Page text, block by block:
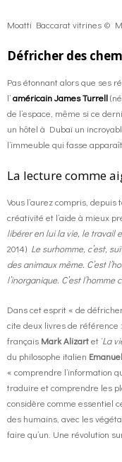
Moatti Baccarat vitrines ©
Défricher des
Pas étonnant alors que ses
l’américain James Turrell
de l’espace, même si ce
un hôtel à Dubaï un
l’immeuble qui fasse
La lecture comme
Vous l’aurez compris,
créativité et l’aide à mieux
libérer en lui la vie, le travail
2014) Le surhomme, c’est,
des animaux même. C’est
l’inorganique. C’est
Dans cet esprit « de
cite deux livres de référence :
français Mark Alizartet ‘La
du philosophe italien
« comprendre l’information
traduire et comprendre les
considère comme essentiel
des humains, avec les
faire qu’un. Une révolution